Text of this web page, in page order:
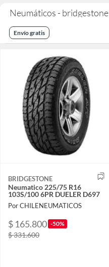
Neumáticos - bridgestone
Envío gratis
BRIDGESTONE
Neumatico 225/75 R16
103S/100 6PR DUELER D697
Por CHILENEUMATICOS
$ 165.800 -50%
$ 331.600